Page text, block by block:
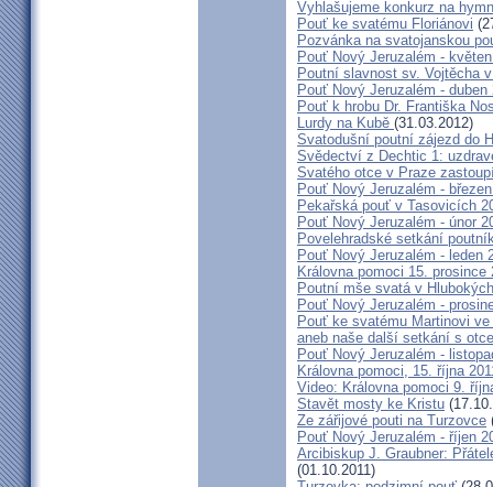
Vyhlašujeme konkurz na
Pouť ke svatému Floriánovi
Pozvánka na svatojanskou
Pouť Nový Jeruzalém -
Poutní slavnost sv. Vojtěcha
Pouť Nový Jeruzalém - duben
Pouť k hrobu Dr. Františka
Lurdy na Kubě (31.03.2012)
Svatodušní poutní zájezd do
Svědectví z Dechtic 1:
Svatého otce v Praze
Pouť Nový Jeruzalém -
Pekařská pouť v Tasovicích
Pouť Nový Jeruzalém - únor
Povelehradské setkání
Pouť Nový Jeruzalém - leden
Královna pomoci 15. prosince
Poutní mše svatá v
Pouť Nový Jeruzalém -
Pouť ke svatému Martinovi
aneb naše další setkání s
Pouť Nový Jeruzalém -
Královna pomoci, 15. října
Video: Královna pomoci 9.
Stavět mosty ke Kristu
Ze zářijové pouti na Turzovce
Pouť Nový Jeruzalém - říjen
Arcibiskup J. Graubner:
(01.10.2011)